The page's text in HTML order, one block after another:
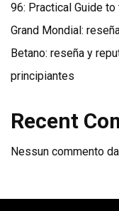
96: Practical Guide
Grand Mondial:
Betano: reseña y
principiantes
Recent
Nessun commento